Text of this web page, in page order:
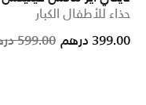
حذاء للأطفال الكبار
Price
599.00 درهم to
399.00 درهم